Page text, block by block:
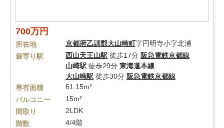
700万円
所在地 京都府乙訓郡大山崎町字円明寺小字北浦
最寄り駅
西山天王山駅 徒歩17分 阪急電鉄京都線
山崎駅 徒歩29分 東海道本線
大山崎駅 徒歩30分 阪急電鉄京都線
専有面積
61.15m²
バルコニー
15m²
間取り
2LDK
階数
4/4階